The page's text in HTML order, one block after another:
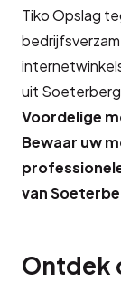
Tiko Opslag
uit
Voordelige
Bewaar uw
van
Ontdek